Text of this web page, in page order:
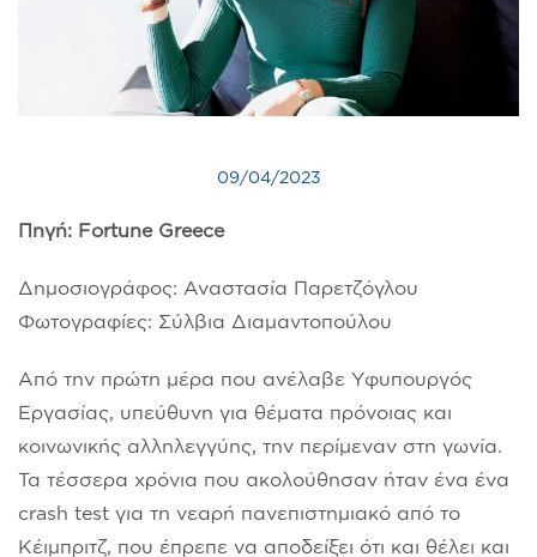
09/04/2023
Πηγή: Fortune Greece
Δημοσιογράφος: Αναστασία Παρετζόγλου
Φωτογραφίες: Σύλβια Διαμαντοπούλου
Aπό την πρώτη μέρα που ανέλαβε Yφυπουργός
Εργασίας, υπεύθυνη για θέματα πρόνοιας και
κοινωνικής αλληλεγγύης, την περίμεναν στη γωνία.
Τα τέσσερα χρόνια που ακολούθησαν ήταν ένα ένα
crash test για τη νεαρή πανεπιστημιακό από το
Κέιμπριτζ, που έπρεπε να αποδείξει ότι και θέλει και